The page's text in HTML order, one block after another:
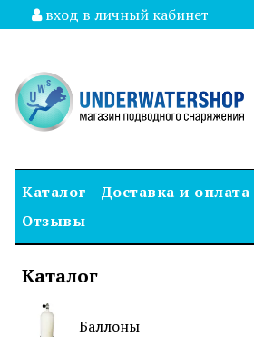
вход в личный кабинет
Каталог Доставка и оплата
Отзывы
Каталог
Баллоны